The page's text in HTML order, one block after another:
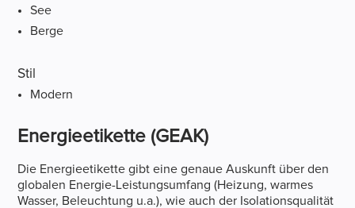
See
Berge
Stil
Modern
Energieetikette (GEAK)
Die Energieetikette gibt eine genaue Auskunft über den
globalen Energie-Leistungsumfang (Heizung, warmes
Wasser, Beleuchtung u.a.), wie auch der Isolationsqualität